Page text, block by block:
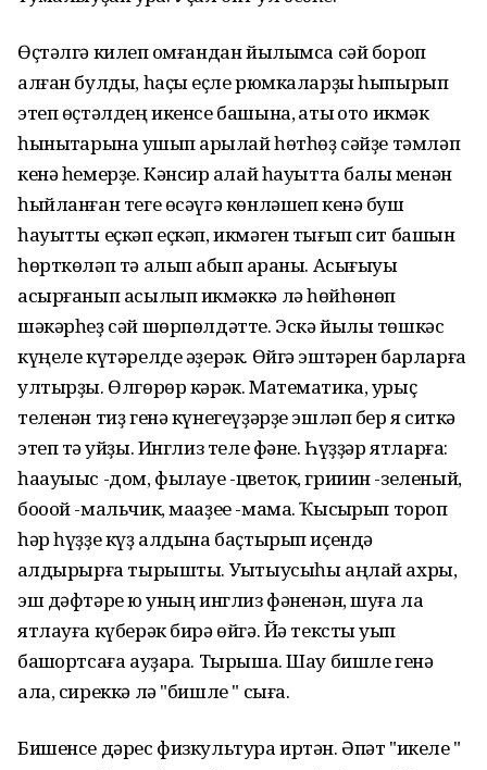
Өҫтәлгә килеп ҡомғандан йылымса сәй бороп
алған булды, һаҫыҡ еҫле рюмкаларҙы һыпырып
этеп өҫтәлдең икенсе башына, ҡаты ҡото икмәк
һыныҡтарына ҡушып ҡарылай һөтһөҙ сәйҙе тәмләп
кенә һемерҙе. Кәнсир ҡалай һауытта балыҡ менән
һыйланған теге өсәүгә көнләшеп кенә буш
һауытты еҫкәп еҫкәп, икмәген тығып сит башын
һөрткөләп тә алып ҡабып ҡараны. Асығыуы
асырғанып асылып икмәккә лә һөйһөнөп
шәкәрһеҙ сәй шөрпөлдәтте. Эскә йылы төшкәс
күңеле күтәрелде әҙерәк. Өйгә эштәрен барларға
ултырҙы. Өлгөрөр кәрәк. Математика, урыҫ
теленән тиҙ генә күнегеүҙәрҙе эшләп бер яҡ ситкә
этеп тә ҡуйҙы. Инглиз теле фәне. Һүҙҙәр ятларға:
һаауыыс -дом, фылауе -цветок, грииин -зеленый,
бооой -мальчик, мааҙее -мама. Ҡысҡырып тороп
һәр һүҙҙе күҙ алдына баҫтырып иҫендә
ҡалдырырға тырышты. Уҡытыусыһы аңлай ахры,
эш дәфтәре юҡ уның инглиз фәненән, шуға ла
ятлауға күберәк бирә өйгә. Йә тексты уҡып
башҡортсаға ауҙара. Тырыша. Шау бишле генә
ала, сиреккә лә "бишле " сыға.
Бишенсе дәрес физкультура иртән. Әпәт "икеле "